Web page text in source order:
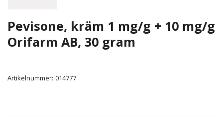
Pevisone, kräm 1 mg/g + 10 mg/g
Orifarm AB, 30 gram
Artikelnummer: 014777